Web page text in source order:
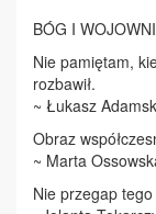
BÓG I
Nie pamiętam,
rozbawił.
~ Łukasz
Obraz
~ Marta
Nie przegap